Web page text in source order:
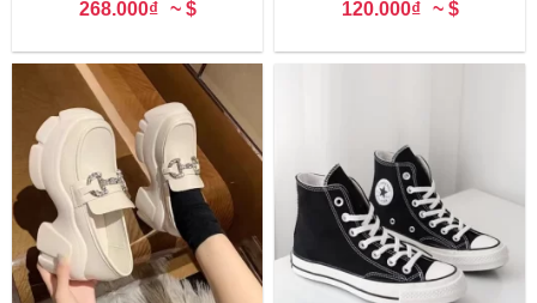
268.000₫ ~ $
mại kiểu dáng Hàn Quốc
120.000₫ ~ $